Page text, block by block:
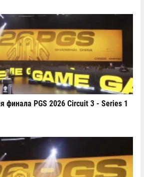
финала PGS 2026 Circuit 3 - Series 1